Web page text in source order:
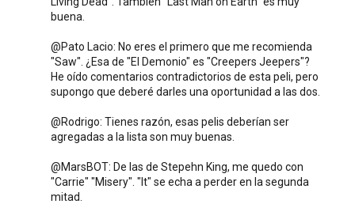
buena.
@Pato Lacio: No eres el primero que me recomienda
"Saw". ¿Esa de "El Demonio" es "Creepers Jeepers"?
He oído comentarios contradictorios de esta peli, pero
supongo que deberé darles una oportunidad a las dos.
@Rodrigo: Tienes razón, esas pelis deberían ser
agregadas a la lista son muy buenas.
@MarsBOT: De las de Stepehn King, me quedo con
"Carrie" "Misery". "It" se echa a perder en la segunda
mitad.